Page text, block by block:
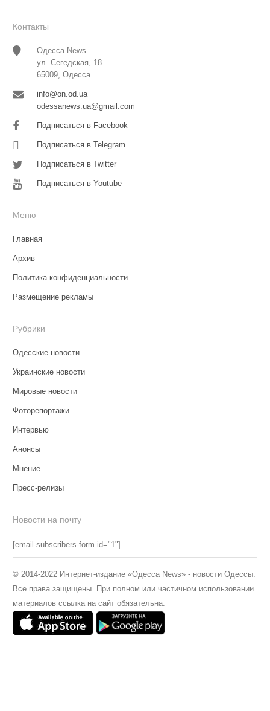
Контакты
Одесса News
ул. Сегедская, 18
65009, Одесса
info@on.od.ua
odessanews.ua@gmail.com
Подписаться в Facebook
Подписаться в Telegram
Подписаться в Twitter
Подписаться в Youtube
Меню
Главная
Архив
Политика конфиденциальности
Размещение рекламы
Рубрики
Одесские новости
Украинские новости
Мировые новости
Фоторепортажи
Интервью
Анонсы
Мнение
Пресс-релизы
Новости на почту
[email-subscribers-form id="1"]
© 2014-2022 Интернет-издание «Одесса News» - новости Одессы.
Все права защищены. При полном или частичном использовании
материалов ссылка на сайт обязательна.